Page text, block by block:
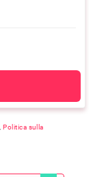
Politica sulla